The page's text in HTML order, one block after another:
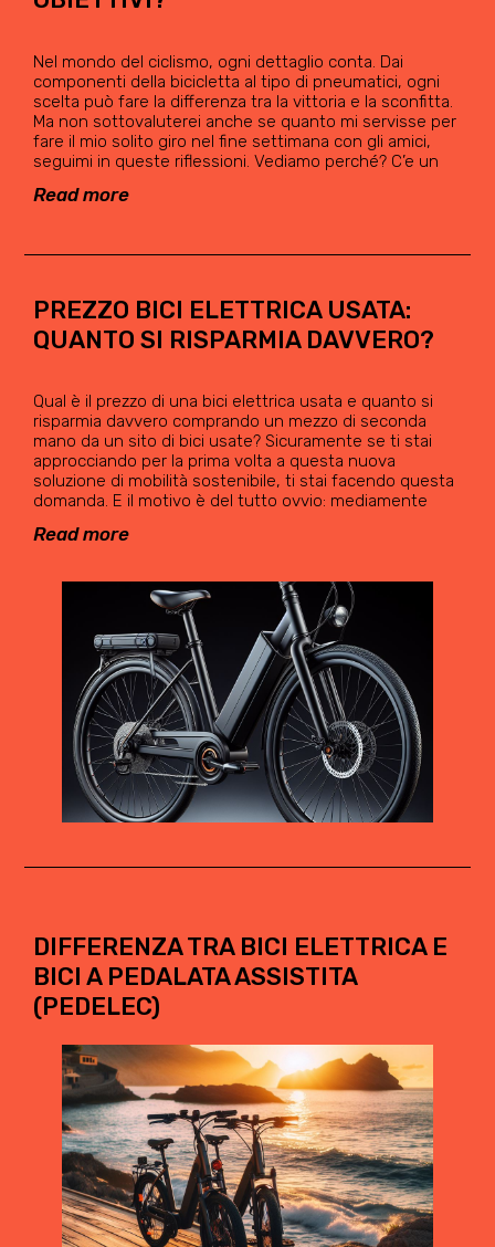
Nel mondo del ciclismo, ogni dettaglio conta. Dai
componenti della bicicletta al tipo di pneumatici, ogni
scelta può fare la differenza tra la vittoria e la sconfitta.
Ma non sottovaluterei anche se quanto mi servisse per
fare il mio solito giro nel fine settimana con gli amici,
seguimi in queste riflessioni. Vediamo perché? C’e un
Read more
PREZZO BICI ELETTRICA USATA:
QUANTO SI RISPARMIA DAVVERO?
Qual è il prezzo di una bici elettrica usata e quanto si
risparmia davvero comprando un mezzo di seconda
mano da un sito di bici usate? Sicuramente se ti stai
approcciando per la prima volta a questa nuova
soluzione di mobilità sostenibile, ti stai facendo questa
domanda. E il motivo è del tutto ovvio: mediamente
Read more
DIFFERENZA TRA BICI ELETTRICA E
BICI A PEDALATA ASSISTITA
(PEDELEC)